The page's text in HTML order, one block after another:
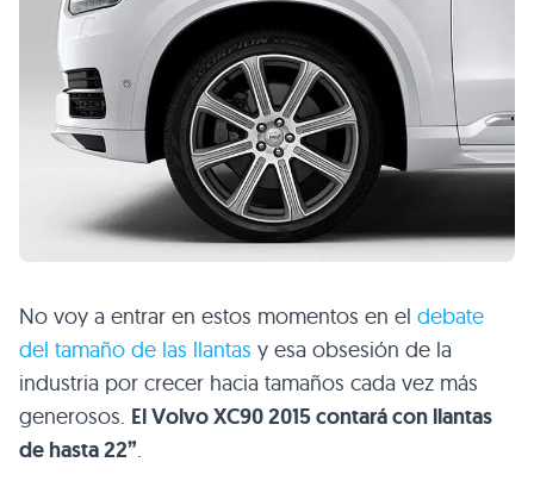
No voy a entrar en estos momentos en el debate
del tamaño de las llantas y esa obsesión de la
industria por crecer hacia tamaños cada vez más
generosos. El VolvoXC90 2015contará con llantas
de hasta 22”.